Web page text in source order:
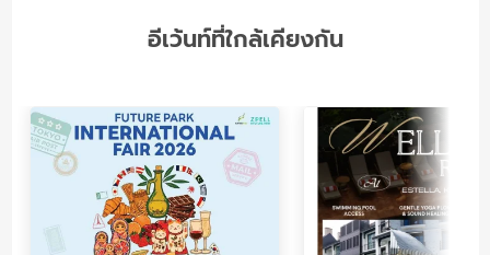
อีเว้นท์ที่ใกล้เคียงกัน